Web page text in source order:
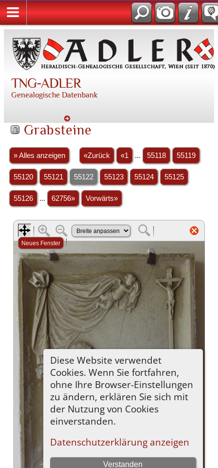
TNG-ADLER
Genealogische Datenbank
Grabsteine
» Alles anzeigen «Zurück «1 ... 55118 55119
55120 55121 55122 55123 55124 55125
55126 ... 62756» Vorwärts»